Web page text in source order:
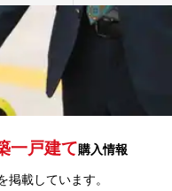
一戸建て購入情報
載しています。